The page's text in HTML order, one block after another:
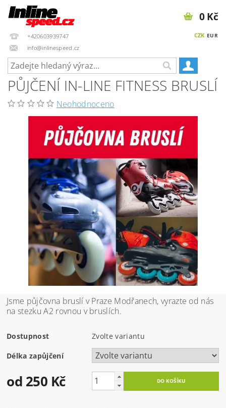
+420603939747
info@inlinespeed.cz
CZK EUR
0 Kč
PŮJČENÍ IN-LINE FITNESS BRUSLÍ
Neohodnoceno
Jsme půjčovna bruslí v Praze Modřanech, vyrazte od nás
na stezku A2 rovnou v bruslích.
Dostupnost Zvolte variantu
Délka zapůjčení
od 250 Kč